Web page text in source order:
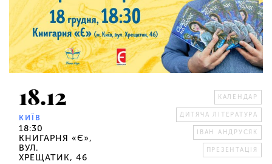
18.12
КИЇВ
18:30
КНИГАРНЯ «Є»,
ВУЛ.
ХРЕЩАТИК, 46
КАЛЕНДАР
ДИТЯЧА ЛІТЕРАТУРА
ІВАН АНДРУСЯК
ПРЕЗЕНТАЦІЯ